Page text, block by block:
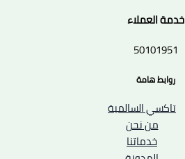
خدمة العملاء
50101951
روابط هامة
تاكسي السالمية
من نحن
خدماتنا